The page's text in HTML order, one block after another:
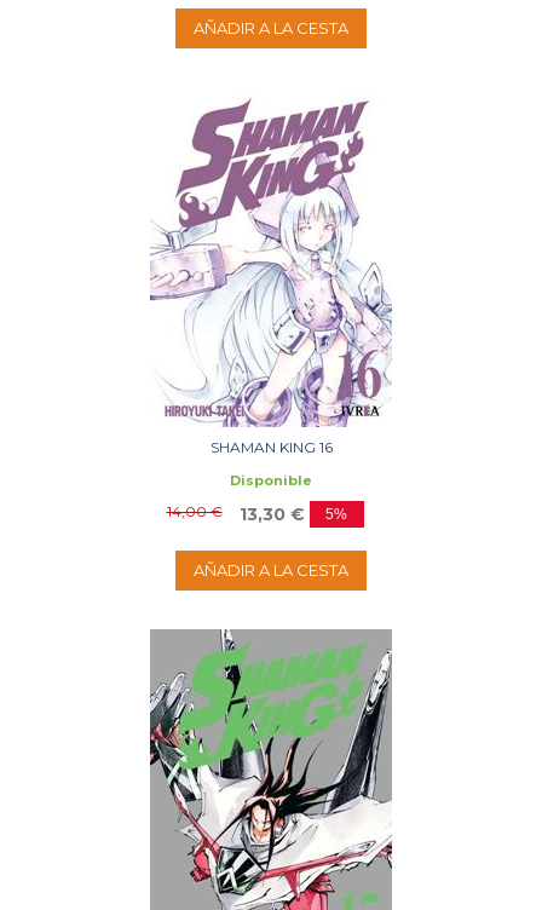
AÑADIR A LA CESTA
SHAMAN KING 16
Disponible
14,00 € 13,30 € 5%
AÑADIR A LA CESTA